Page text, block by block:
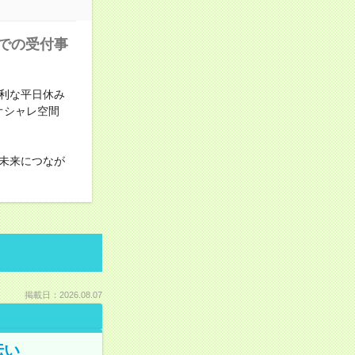
の受付事
な平日休み
シャレ空間
来につなが
掲載日：2026.08.07
い